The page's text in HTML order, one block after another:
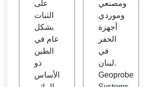
ل الح
فر - ز
يت م
جموع
ة Net
was
على
الثبات
بشكل
عام في
الطين
ذو
الأساس
ان
ومصنعي
وموردي
أجهزة
الحفر
في
لبنان.
Geoprobe